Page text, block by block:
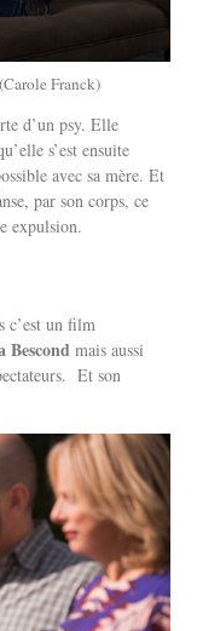
Franck)
d’un psy. Elle
s’est ensuite
avec sa mère. Et
par son corps, ce
expulsion.
c’est un film
Bescond mais aussi
Et son